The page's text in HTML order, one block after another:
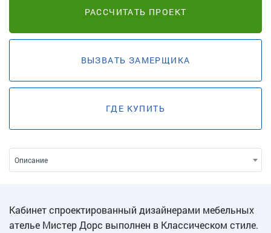
РАССЧИТАТЬ ПРОЕКТ
ВЫЗВАТЬ ЗАМЕРЩИКА
ГДЕ КУПИТЬ
Описание
Кабинет спроектированный дизайнерами мебельных
ателье Мистер Дорс выполнен в Классическом стиле.